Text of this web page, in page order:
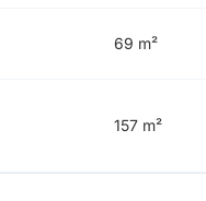
69 m²
157 m²